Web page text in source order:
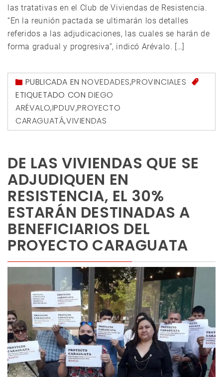
las tratativas en el Club de Viviendas de Resistencia.
“En la reunión pactada se ultimarán los detalles
referidos a las adjudicaciones, las cuales se harán de
forma gradual y progresiva”, indicó Arévalo. […]
PUBLICADA ENNOVEDADES,PROVINCIALES
ETIQUETADO CON DIEGO
ARÉVALO,IPDUV,PROYECTO
CARAGUATÁ,VIVIENDAS
DE LAS VIVIENDAS QUE SE
ADJUDIQUEN EN
RESISTENCIA, EL 30%
ESTARÁN DESTINADAS A
BENEFICIARIOS DEL
PROYECTO CARAGUATA